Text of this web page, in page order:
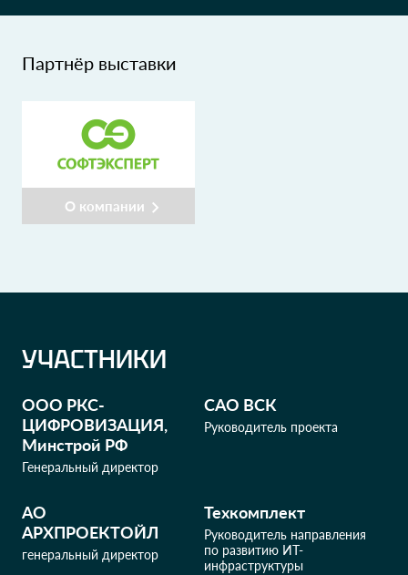
Партнёр выставки
О компании
УЧАСТНИКИ
ООО РКС-
ЦИФРОВИЗАЦИЯ,
Минстрой РФ
Генеральный директор
САО ВСК
Руководитель проекта
АО
АРХПРОЕКТОЙЛ
генеральный директор
Техкомплект
Руководитель направления
по развитию ИТ-
инфраструктуры